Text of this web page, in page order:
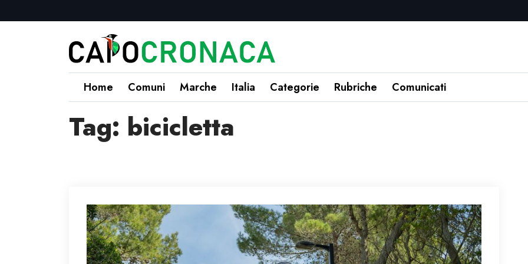
Home Comuni Marche Italia Categorie Rubriche Comunicati
Tag: bicicletta